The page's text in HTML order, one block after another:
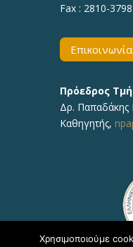
Fax : 2810-
Επικοινωνία
Πρόεδρος
Δρ. Παπαδάκης
Καθηγητής,
Χρησιμοποιούμε